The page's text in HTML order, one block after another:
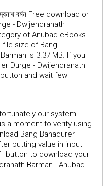
বর্মন Free download or
- Dwijendranath
of Anubad eBooks.
file size of Bang
is 3.37 MB. If you
Durge - Dwijendranath
button and wait few
our system
a moment to verify using
Bang Bahadurer
putting value in input
button to download your
Barman - Anubad